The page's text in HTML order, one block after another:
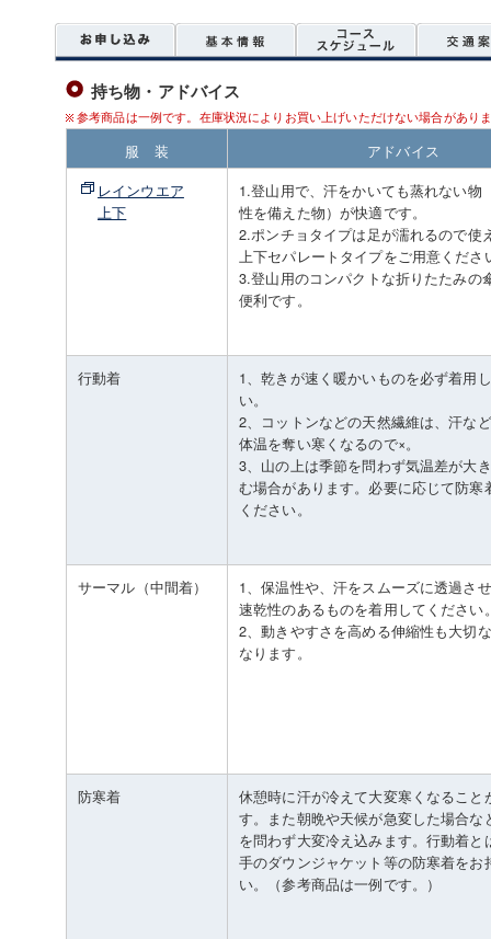
持ち物・アドバイス
参考商品は一例です。在庫状況によりお買い上げいただけない場合があり
服 装
アドバイス
レインウエア
上下
1.登山用で、汗をかいても蒸れない物
性を備えた物）が快適です。
2.ポンチョタイプは足が濡れるので使
上下セパレートタイプをご用意くださ
3.登山用のコンパクトな折りたたみの
便利です。
行動着
1、乾きが速く暖かいものを必ず着用
い。
2、コットンなどの天然繊維は、汗な
体温を奪い寒くなるので×。
3、山の上は季節を問わず気温差が大
む場合があります。必要に応じて防寒
ください。
サーマル（中間着）
1、保温性や、汗をスムーズに透過さ
速乾性のあるものを着用してください
2、動きやすさを高める伸縮性も大切
なります。
防寒着
休憩時に汗が冷えて大変寒くなること
す。また朝晩や天候が急変した場合な
を問わず大変冷え込みます。行動着と
手のダウンジャケット等の防寒着をお
い。（参考商品は一例です。）